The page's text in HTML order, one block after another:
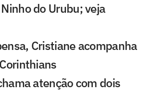
do Urubu; veja
Cristiane acompanha
atenção com dois